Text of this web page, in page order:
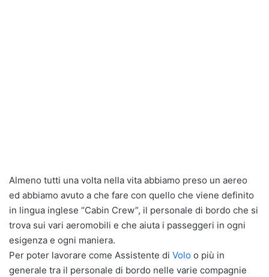
Almeno tutti una volta nella vita abbiamo preso un aereo
ed abbiamo avuto a che fare con quello che viene definito
in lingua inglese “Cabin Crew”, il personale di bordo che si
trova sui vari aeromobili e che aiuta i passeggeri in ogni
esigenza e ogni maniera.
Per poter lavorare come Assistente di Volo o più in
generale tra il personale di bordo nelle varie compagnie